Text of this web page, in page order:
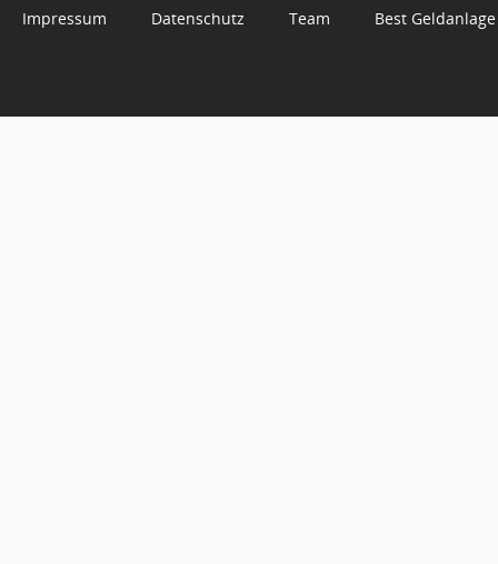
Impressum Datenschutz Team Best Geldanlage